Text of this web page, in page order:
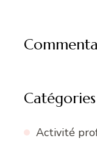
Catégories
Activité